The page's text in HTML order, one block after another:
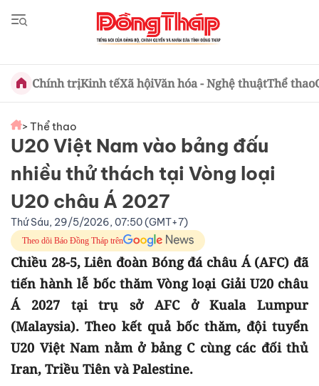
Chính trịKinh tếXã hộiVăn hóa - Nghệ thuậtThể thao
> Thể thao
U20 Việt Nam vào bảng đấu
nhiều thử thách tại Vòng loại
U20 châu Á 2027
Thứ Sáu, 29/5/2026, 07:50 (GMT+7)
Theo dõi Báo Đồng Tháp trên
Chiều 28-5, Liên đoàn Bóng đá châu Á (AFC) đã
tiến hành lễ bốc thăm Vòng loại Giải U20 châu
Á 2027 tại trụ sở AFC ở Kuala Lumpur
(Malaysia). Theo kết quả bốc thăm, đội tuyển
U20 Việt Nam nằm ở bảng C cùng các đối thủ
Iran, Triều Tiên và Palestine.